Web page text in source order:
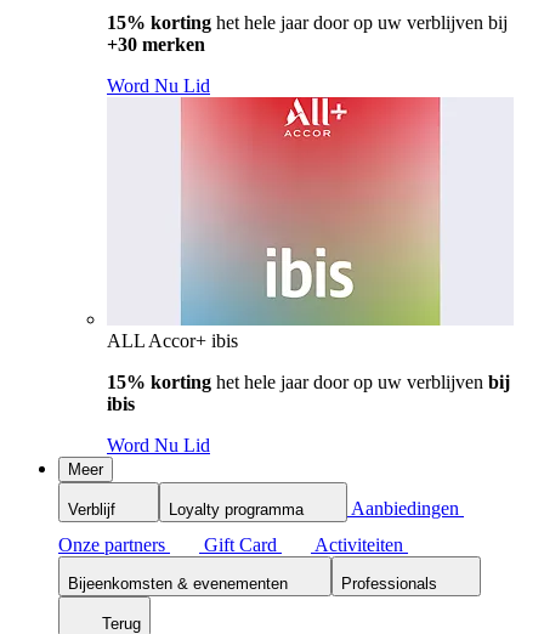
15% korting het hele jaar door op uw verblijven bij
+30 merken
Word Nu Lid
ALL Accor+ ibis
15% korting het hele jaar door op uw verblijven bij
ibis
Word Nu Lid
Meer
Verblijf Loyalty programma
Aanbiedingen
Onze partners
Gift Card Activiteiten
Bijeenkomsten & evenementen Professionals
Terug